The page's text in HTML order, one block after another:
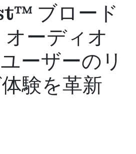
ブロード
ーディオ
ーザーのリ
験を革新